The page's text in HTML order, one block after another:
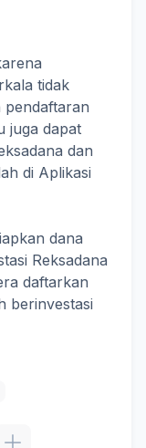
tidak
pendaftaran
juga dapat
dan
di Aplikasi
dana
Reksadana
daftarkan
berinvestasi